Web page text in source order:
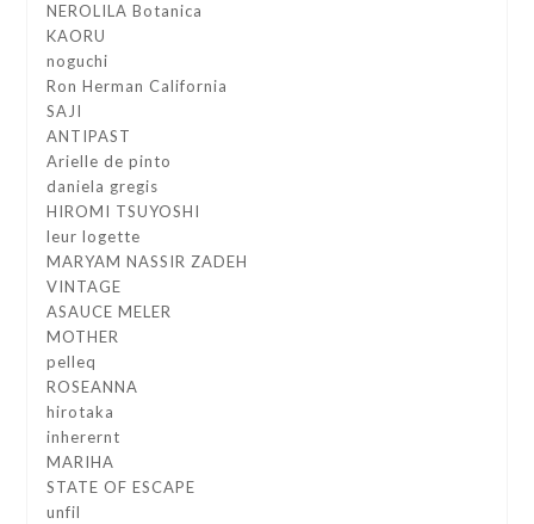
NEROLILA Botanica
KAORU
noguchi
Ron Herman California
SAJI
ANTIPAST
Arielle de pinto
daniela gregis
HIROMI TSUYOSHI
leur logette
MARYAM NASSIR ZADEH
VINTAGE
ASAUCE MELER
MOTHER
pelleq
ROSEANNA
hirotaka
inherernt
MARIHA
STATE OF ESCAPE
unfil